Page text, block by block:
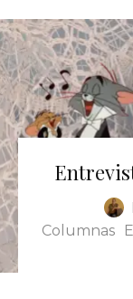
Columnas